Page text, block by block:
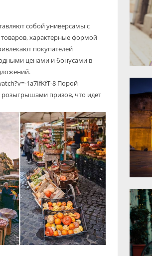
собой универсамы с
характерные формой
покупателей
ценами и бонусами в
1a7IfKfT-8 Порой
призов, что идет